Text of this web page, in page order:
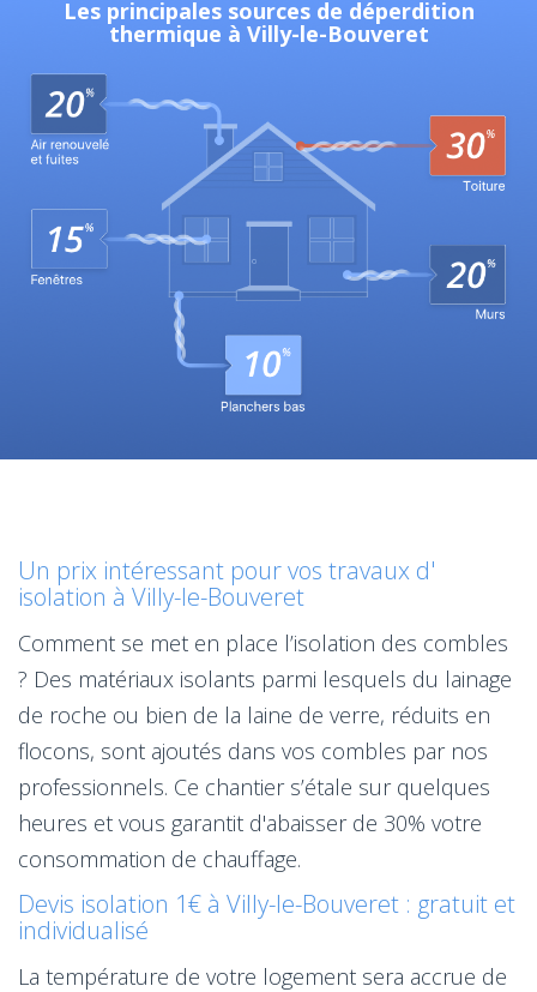
Les principales sources de déperdition
thermique à Villy-le-Bouveret
Un prix intéressant pour vos travaux d'
isolation à Villy-le-Bouveret
Comment se met en place l’isolation des combles
? Des matériaux isolants parmi lesquels du lainage
de roche ou bien de la laine de verre, réduits en
flocons, sont ajoutés dans vos combles par nos
professionnels. Ce chantier s’étale sur quelques
heures et vous garantit d'abaisser de 30% votre
consommation de chauffage.
Devis isolation 1€ à Villy-le-Bouveret : gratuit et
individualisé
La température de votre logement sera accrue de